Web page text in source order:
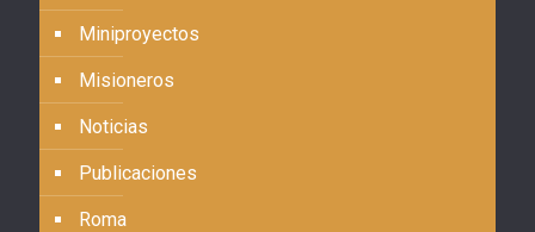
Miniproyectos
Misioneros
Noticias
Publicaciones
Roma